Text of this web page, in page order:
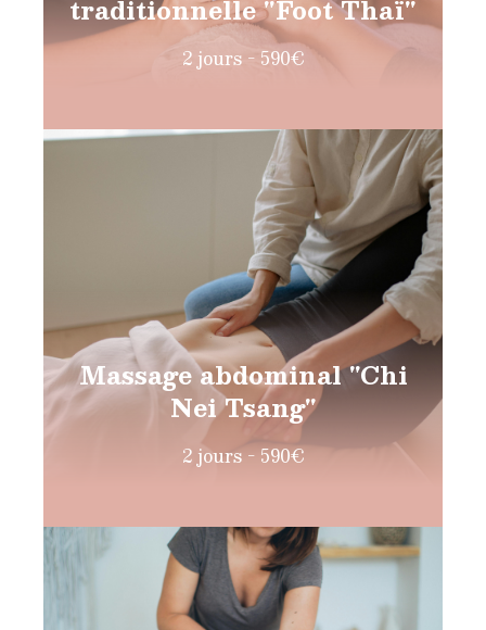
traditionnelle "Foot Thaï"
2 jours - 590€
Massage abdominal "Chi
Nei Tsang"
2 jours - 590€